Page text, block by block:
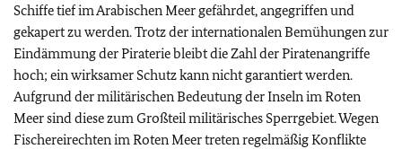
Schiffe tief im Arabischen Meer gefährdet, angegriffen und
gekapert zu werden. Trotz der internationalen Bemühungen zur
Eindämmung der Piraterie bleibt die Zahl der Piratenangriffe
hoch; ein wirksamer Schutz kann nicht garantiert werden.
Aufgrund der militärischen Bedeutung der Inseln im Roten
Meer sind diese zum Großteil militärisches Sperrgebiet. Wegen
Fischereirechten im Roten Meer treten regelmäßig Konflikte